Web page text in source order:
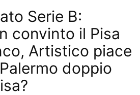
Serie B:
convinto il Pisa
Artistico piace
doppio